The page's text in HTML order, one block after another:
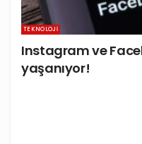
TEKNOLOJI
Instagram ve
yaşanıyor!